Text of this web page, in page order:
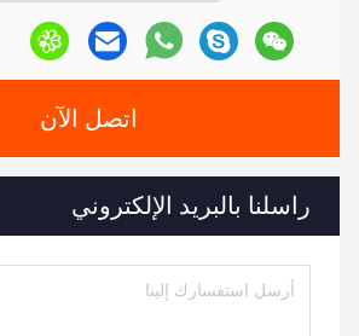
اتصل الآن
راسلنا بالبريد الإلكتروني